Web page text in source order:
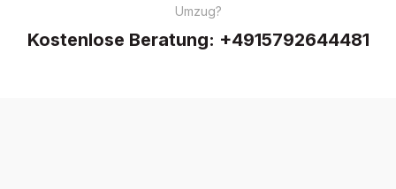
Umzug?
Kostenlose Beratung: +4915792644481